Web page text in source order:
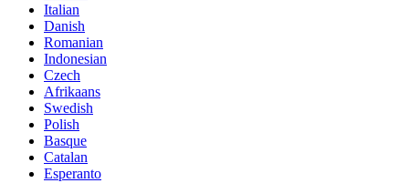
Italian
Danish
Romanian
Indonesian
Czech
Afrikaans
Swedish
Polish
Basque
Catalan
Esperanto